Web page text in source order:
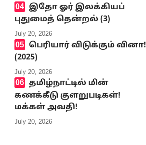
இதோ ஓர் இலக்கியப்
புதுமைத் தென்றல் (3)
July 20, 2026
பெரியார் விடுக்கும் வினா!
(2025)
July 20, 2026
தமிழ்நாட்டில் மின்
கணக்கீடு குளறுபடிகள்!
மக்கள் அவதி!
July 20, 2026